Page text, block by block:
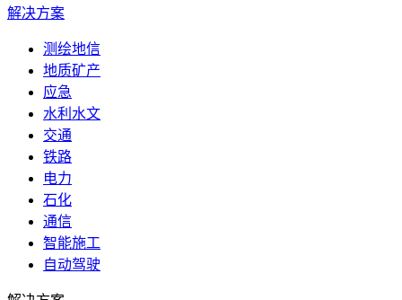
解决方案
测绘地信
地质矿产
应急
水利水文
交通
铁路
电力
石化
通信
智能施工
自动驾驶